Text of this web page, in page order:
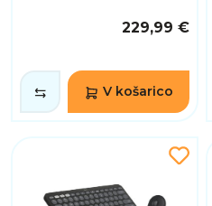
229,99 €
V košarico